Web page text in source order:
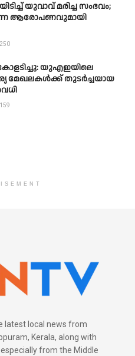
യുവാവ് മരിച്ച സംഭവം;
ആരോപണവുമായി
250
യുഎഇയിലെ
മേഖലകൾക്ക് തുടർച്ചയായ
159
latest local news from
Kerala, along with
from the Middle